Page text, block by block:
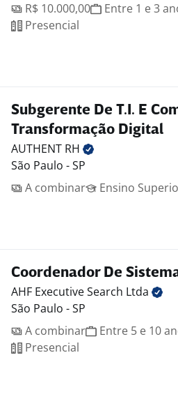
R$ 10.000,00
Entre 1 e 3
Presencial
Subgerente De T.I. E
Transformação Digital
AUTHENT RH
São Paulo - SP
A combinar
Ensino
Coordenador De
AHF Executive Search Ltda
São Paulo - SP
A combinar
Entre 5 e 10
Presencial